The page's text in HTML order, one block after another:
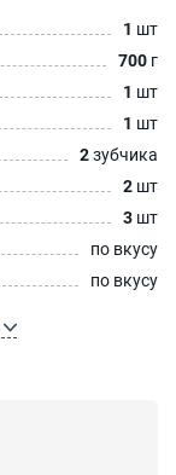
1 шт
700 г
1 шт
1 шт
2зубчика
2 шт
3 шт
по вкусу
по вкусу